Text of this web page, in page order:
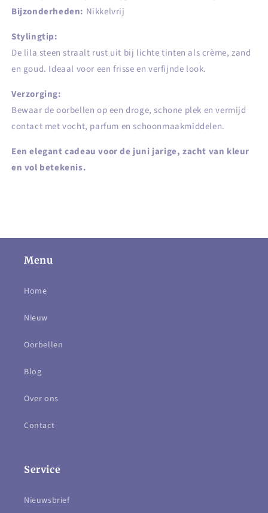
Bijzonderheden: Nikkelvrij
Stylingtip:
De lila steen straalt rust uit bij lichte tinten als crème, zand
en goud. Ideaal voor een frisse en verfijnde look.
Verzorging:
Bewaar de oorbellen op een droge, schone plek en vermijd
contact met vocht, parfum en schoonmaakmiddelen.
Een elegant cadeau voor de juni jarige, zacht van kleur
en vol betekenis.
Menu
Home
Nieuw
Oorbellen
Blog
Over ons
Contact
Service
Nieuwsbrief